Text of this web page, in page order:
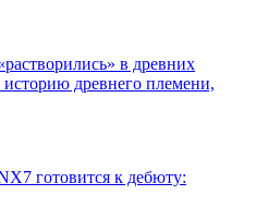
в древних
древнего племени,
готовится к дебюту: